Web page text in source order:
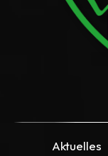
Aktuelles